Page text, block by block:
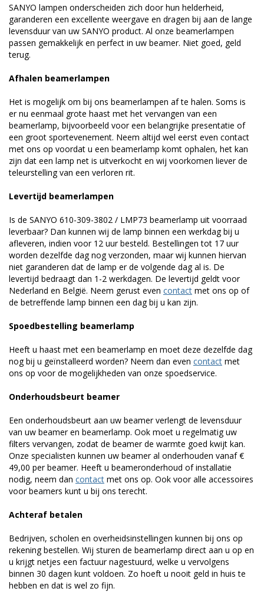
SANYO lampen onderscheiden zich door hun helderheid,
garanderen een excellente weergave en dragen bij aan de lange
levensduur van uw SANYO product. Al onze beamerlampen
passen gemakkelijk en perfect in uw beamer. Niet goed, geld
terug.
Afhalen beamerlampen
Het is mogelijk om bij ons beamerlampen af te halen. Soms is
er nu eenmaal grote haast met het vervangen van een
beamerlamp, bijvoorbeeld voor een belangrijke presentatie of
een groot sportevenement. Neem altijd wel eerst even contact
met ons op voordat u een beamerlamp komt ophalen, het kan
zijn dat een lamp net is uitverkocht en wij voorkomen liever de
teleurstelling van een verloren rit.
Levertijd beamerlampen
Is de SANYO 610-309-3802 / LMP73 beamerlamp uit voorraad
leverbaar? Dan kunnen wij de lamp binnen een werkdag bij u
afleveren, indien voor 12 uur besteld. Bestellingen tot 17 uur
worden dezelfde dag nog verzonden, maar wij kunnen hiervan
niet garanderen dat de lamp er de volgende dag al is. De
levertijd bedraagt dan 1-2 werkdagen. De levertijd geldt voor
Nederland en België. Neem gerust even contact met ons op of
de betreffende lamp binnen een dag bij u kan zijn.
Spoedbestelling beamerlamp
Heeft u haast met een beamerlamp en moet deze dezelfde dag
nog bij u geïnstalleerd worden? Neem dan even contact met
ons op voor de mogelijkheden van onze spoedservice.
Onderhoudsbeurt beamer
Een onderhoudsbeurt aan uw beamer verlengt de levensduur
van uw beamer en beamerlamp. Ook moet u regelmatig uw
filters vervangen, zodat de beamer de warmte goed kwijt kan.
Onze specialisten kunnen uw beamer al onderhouden vanaf €
49,00 per beamer. Heeft u beameronderhoud of installatie
nodig, neem dan contact met ons op. Ook voor alle accessoires
voor beamers kunt u bij ons terecht.
Achteraf betalen
Bedrijven, scholen en overheidsinstellingen kunnen bij ons op
rekening bestellen. Wij sturen de beamerlamp direct aan u op en
u krijgt netjes een factuur nagestuurd, welke u vervolgens
binnen 30 dagen kunt voldoen. Zo hoeft u nooit geld in huis te
hebben en dat is wel zo fijn.